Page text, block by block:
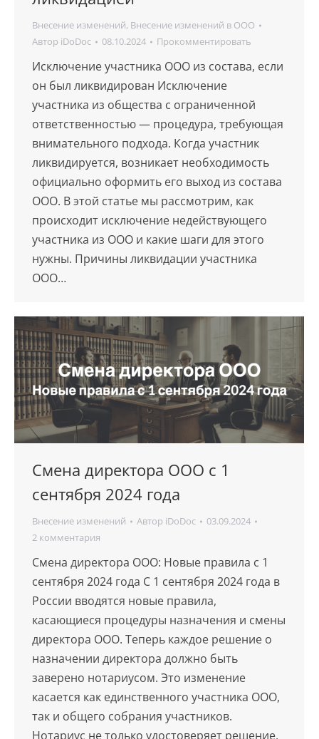
Внесение изменений, Внесение изменений в ООО
Автор iDoDoc 08.10.2024 Прокомментировать
Исключение участника ООО из состава, если
он был ликвидирован Исключение
участника из общества с ограниченной
ответственностью — процедура, требующая
внимательного подхода. Когда участник
ликвидируется, возникает необходимость
официально оформить его выход из состава
ООО. В этой статье мы рассмотрим, как
происходит исключение недействующего
участника из ООО и какие шаги для этого
нужны. Причины ликвидации участника
ООО…
Смена директора ООО с 1
сентября 2024 года
Внесение изменений Автор iDoDoc
03.09.2024
2 комментария
Смена директора ООО: Новые правила с 1
сентября 2024 года С 1 сентября 2024 года в
России вводятся новые правила,
касающиеся процедуры назначения и смены
директора ООО. Теперь каждое решение о
назначении директора должно быть
заверено нотариусом. Это изменение
касается как единственного участника ООО,
так и общего собрания участников.
Нотариус не только удостоверяет решение,